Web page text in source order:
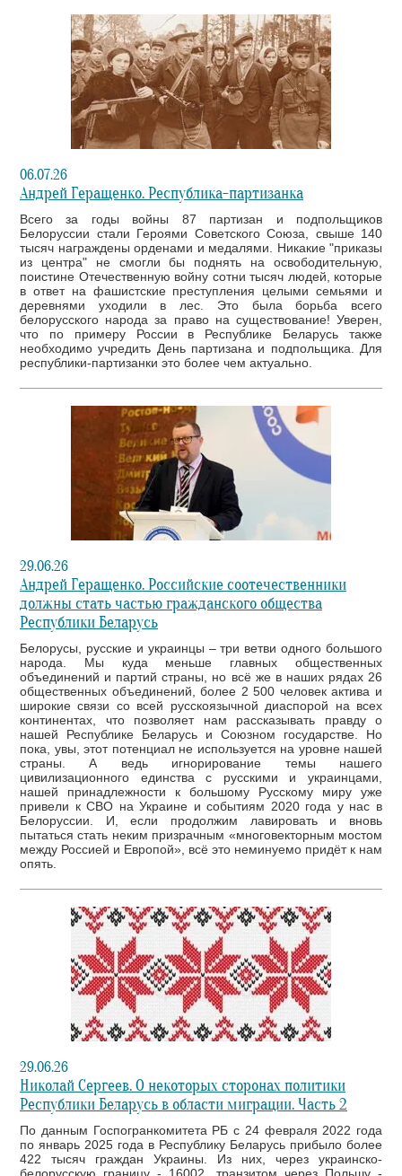
06.07.26
Андрей Геращенко. Республика-партизанка
Всего за годы войны 87 партизан и подпольщиков
Белоруссии стали Героями Советского Союза, свыше 140
тысяч награждены орденами и медалями. Никакие "приказы
из центра" не смогли бы поднять на освободительную,
поистине Отечественную войну сотни тысяч людей, которые
в ответ на фашистские преступления целыми семьями и
деревнями уходили в лес. Это была борьба всего
белорусского народа за право на существование! Уверен,
что по примеру России в Республике Беларусь также
необходимо учредить День партизана и подпольщика. Для
республики-партизанки это более чем актуально.
29.06.26
Андрей Геращенко. Российские соотечественники
должны стать частью гражданского общества
Республики Беларусь
Белорусы, русские и украинцы – три ветви одного большого
народа. Мы куда меньше главных общественных
объединений и партий страны, но всё же в наших рядах 26
общественных объединений, более 2 500 человек актива и
широкие связи со всей русскоязычной диаспорой на всех
континентах, что позволяет нам рассказывать правду о
нашей Республике Беларусь и Союзном государстве. Но
пока, увы, этот потенциал не используется на уровне нашей
страны. А ведь игнорирование темы нашего
цивилизационного единства с русскими и украинцами,
нашей принадлежности к большому Русскому миру уже
привели к СВО на Украине и событиям 2020 года у нас в
Белоруссии. И, если продолжим лавировать и вновь
пытаться стать неким призрачным «многовекторным мостом
между Россией и Европой», всё это неминуемо придёт к нам
опять.
29.06.26
Николай Сергеев. О некоторых сторонах политики
Республики Беларусь в области миграции. Часть 2
По данным Госпогранкомитета РБ с 24 февраля 2022 года
по январь 2025 года в Республику Беларусь прибыло более
422 тысяч граждан Украины. Из них, через украинско-